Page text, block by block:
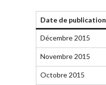
Date de publication
Décembre 2015
Novembre 2015
Octobre 2015